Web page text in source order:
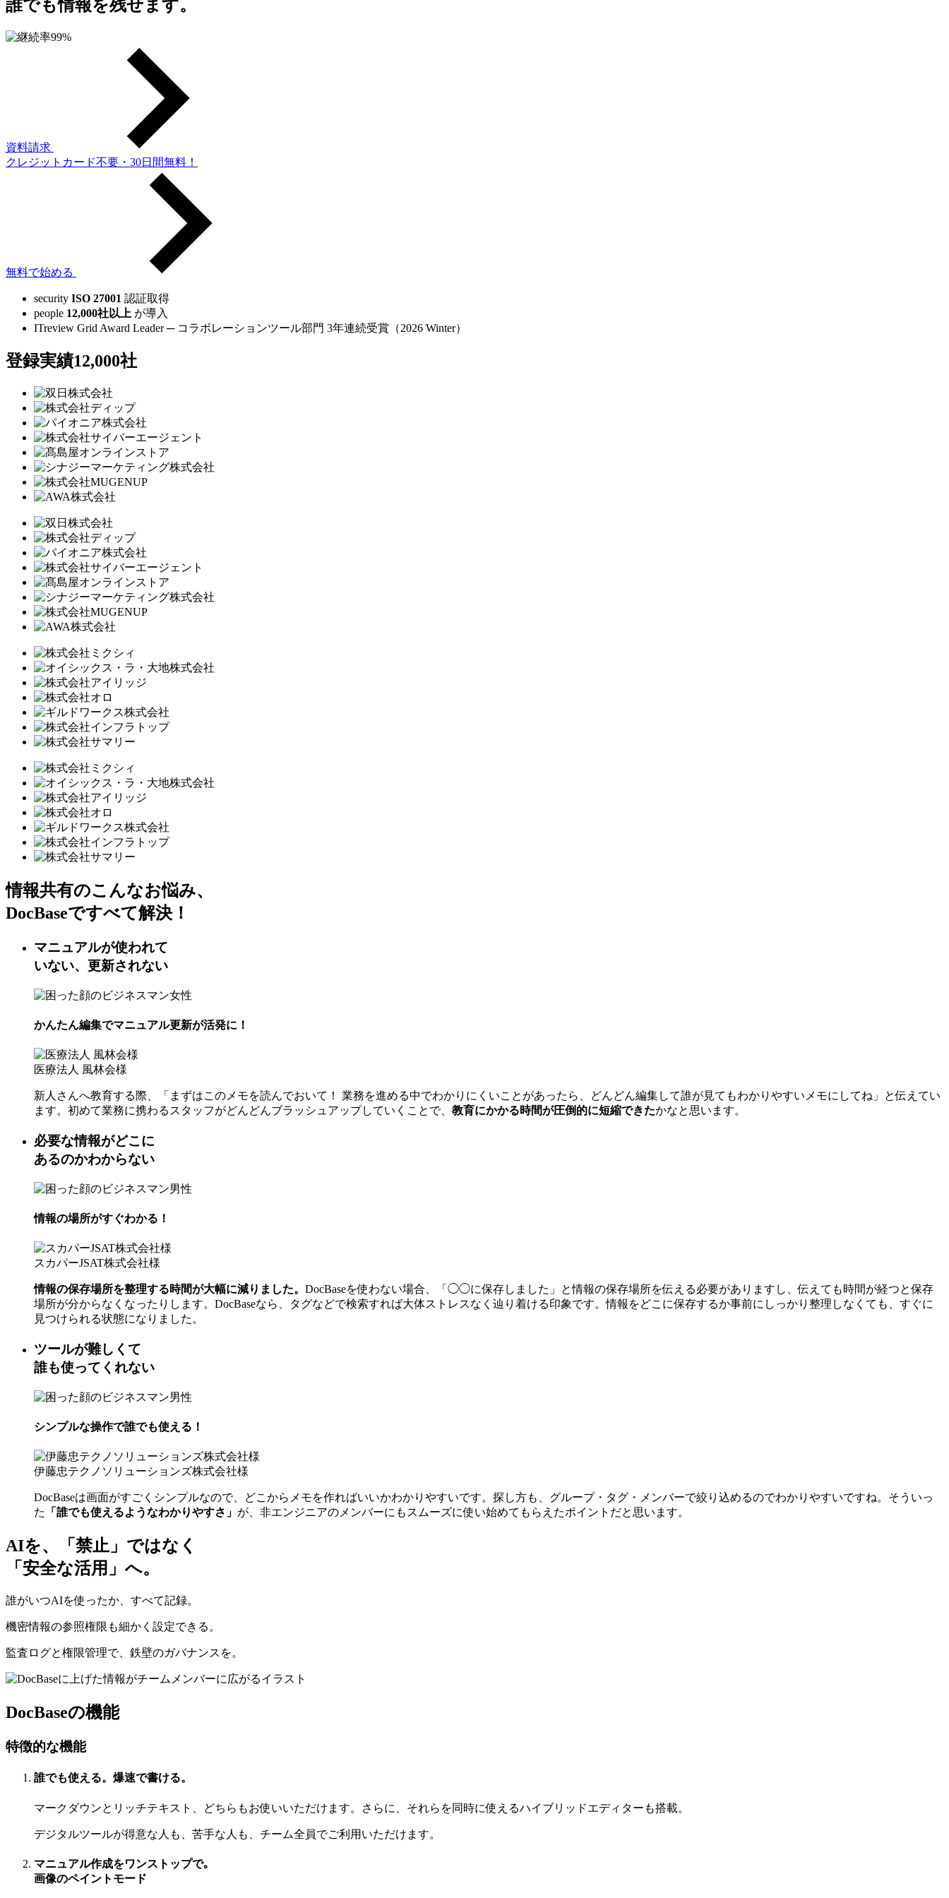
誰でも情報を残せます。
資料請求
クレジットカード不要・30日間無料！
無料で始める
security ISO 27001 認証取得
people 12,000社以上 が導入
ITreview Grid Award Leader ─ コラボレーションツール部門 3年連続受賞（2026 Winter）
登録実績12,000社
情報共有のこんなお悩み、
DocBaseですべて解決！
マニュアルが使われて
いない、更新されない
かんたん編集でマニュアル更新が活発に！
医療法人 風林会様
新人さんへ教育する際、「まずはこのメモを読んでおいて！ 業務を進める中でわかりにくいことがあったら、どんどん編集して誰が見てもわかりやすいメモにしてね」と伝えてい
ます。初めて業務に携わるスタッフがどんどんブラッシュアップしていくことで、 教育にかかる時間が圧倒的に短縮できたかなと思います。
必要な情報がどこに
あるのかわからない
情報の場所がすぐわかる！
スカパーJSAT株式会社様
情報の保存場所を整理する時間が大幅に減りました。 DocBaseを使わない場合、「◯◯に保存しました」と情報の保存場所を伝える必要がありますし、伝えても時間が経つと保存
場所が分からなくなったりします。DocBaseなら、タグなどで検索すれば大体ストレスなく辿り着ける印象です。情報をどこに保存するか事前にしっかり整理しなくても、すぐに
見つけられる状態になりました。
ツールが難しくて
誰も使ってくれない
シンプルな操作で誰でも使える！
伊藤忠テクノソリューションズ株式会社様
DocBaseは画面がすごくシンプルなので、どこからメモを作ればいいかわかりやすいです。探し方も、グループ・タグ・メンバーで絞り込めるのでわかりやすいですね。そういっ
た
「誰でも使えるようなわかりやすさ」 が、非エンジニアのメンバーにもスムーズに使い始めてもらえたポイントだと思います。
AIを、「禁止」ではなく
「安全な活用」へ。
誰がいつAIを使ったか、すべて記録。
機密情報の参照権限も細かく設定できる。
監査ログと権限管理で、鉄壁のガバナンスを。
DocBaseの機能
特徴的な機能
誰でも使える。爆速で書ける。
マークダウンとリッチテキスト、どちらもお使いいただけます。さらに、それらを同時に使えるハイブリッドエディターも搭載。
デジタルツールが得意な人も、苦手な人も、チーム全員でご利用いただけます。
マニュアル作成をワンストップで｡
画像のペイントモード